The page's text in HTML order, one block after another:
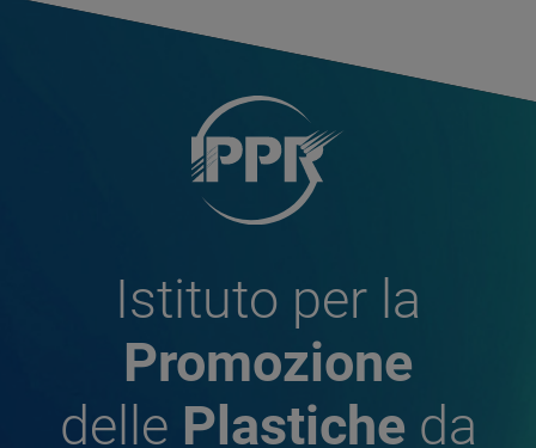
Istituto per la
Promozione
delle Plastiche da